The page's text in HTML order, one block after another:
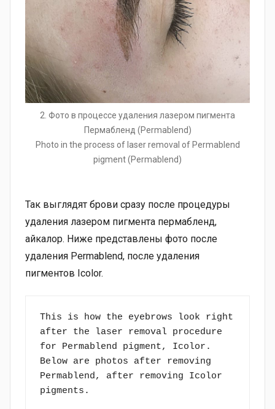
2. Фото в процессе удаления лазером пигмента
Пермабленд (Permablend)
Photo in the process of laser removal of Permablend
pigment (Permablend)
Так выглядят брови сразу после процедуры
удаления лазером пигмента пермабленд,
айкалор. Ниже представлены фото после
удаления Permablеnd, после удаления
пигментов Icolor.
This is how the eyebrows look right
after the laser removal procedure
for Permablend pigment, Icolor.
Below are photos after removing
Permablend, after removing Icolor
pigments.